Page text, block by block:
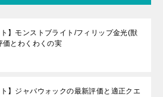
ト】モンストブライト/フィリップ金光(獣
価とわくわくの実
ト】ジャバウォックの最新評価と適正クエ